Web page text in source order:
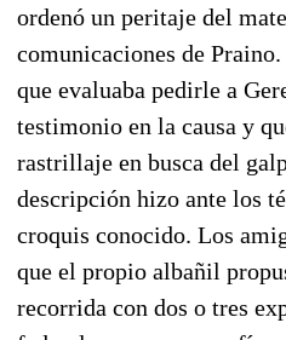
ordenó un peritaje del
comunicaciones de
que evaluaba pedirle a
testimonio en la causa y
rastrillaje en busca del
descripción hizo ante los
croquis conocido. Los
que el propio albañil
recorrida con dos o tres